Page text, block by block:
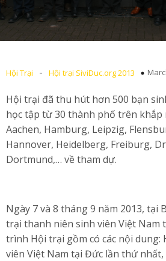
Hội Trại - Hội trại SiviDuc.org 2013
Hội trại đã thu hút hơn 500 bạn
học tập từ 30 thành phố trên khắp
Aachen, Hamburg, Leipzig,
Hannover, Heidelberg, Freiburg,
Dortmund,… về tham dự.
Ngày 7 và 8 tháng 9 năm 2013, tại
trại thanh niên sinh viên Việt Nam
trình Hội trại gồm có các nội dung:
viên Việt Nam tại Đức lần thứ nhất,